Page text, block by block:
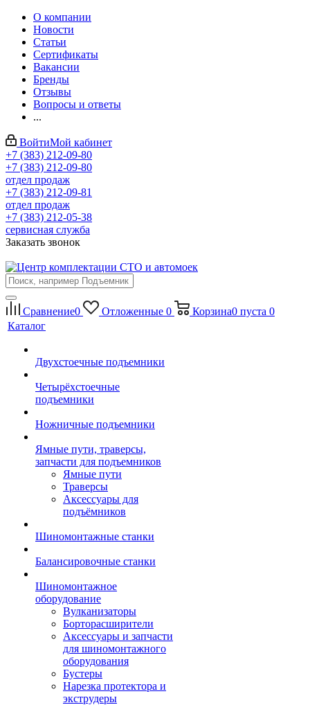
О компании
Новости
Статьи
Сертификаты
Вакансии
Бренды
Отзывы
Вопросы и ответы
...
ВойтиМой кабинет
+7 (383) 212-09-80
+7 (383) 212-09-80
отдел продаж
+7 (383) 212-09-81
отдел продаж
+7 (383) 212-05-38
сервисная служба
Заказать звонок
Сравнение0 Отложенные 0 Корзина0 пуста 0
Каталог
Двухстоечные подъемники
Четырёхстоечные
подъемники
Ножничные подъемники
Ямные пути, траверсы,
запчасти для подъемников
Ямные пути
Траверсы
Аксессуары для
подъёмников
Шиномонтажные станки
Балансировочные станки
Шиномонтажное
оборудование
Вулканизаторы
Борторасширители
Аксессуары и запчасти
для шиномонтажного
оборудования
Бустеры
Нарезка протектора и
экструдеры